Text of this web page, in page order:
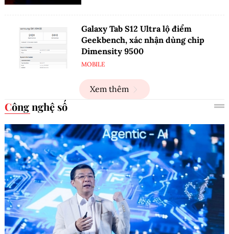
Galaxy Tab S12 Ultra lộ điểm
Geekbench, xác nhận dùng chip
Dimensity 9500
MOBILE
Xem thêm
Công nghệ số